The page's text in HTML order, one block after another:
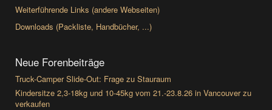
Weiterführende Links (andere Webseiten)
Downloads (Packliste, Handbücher, ...)
Neue Forenbeiträge
Truck-Camper Slide-Out: Frage zu Stauraum
Kindersitze 2,3-18kg und 10-45kg vom 21.-23.8.26 in Vancouver zu
verkaufen